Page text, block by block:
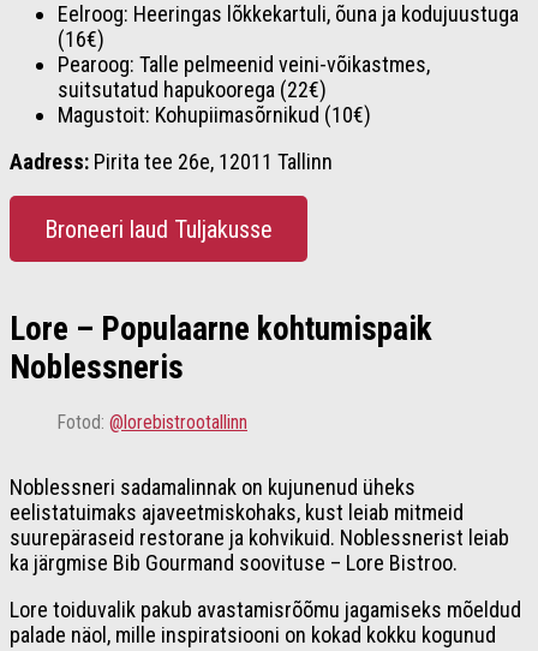
Eelroog: Heeringas lõkkekartuli, õuna ja kodujuustuga
(16€)
Pearoog: Talle pelmeenid veini-võikastmes,
suitsutatud hapukoorega (22€)
Magustoit: Kohupiimasõrnikud (10€)
Aadress: Pirita tee 26e, 12011 Tallinn
Broneeri laud Tuljakusse
Lore – Populaarne kohtumispaik
Noblessneris
Fotod: @lorebistrootallinn
Noblessneri sadamalinnak on kujunenud üheks
eelistatuimaks ajaveetmiskohaks, kust leiab mitmeid
suurepäraseid restorane ja kohvikuid. Noblessnerist leiab
ka järgmise Bib Gourmand soovituse – Lore Bistroo.
Lore toiduvalik pakub avastamisrõõmu jagamiseks mõeldud
palade näol, mille inspiratsiooni on kokad kokku kogunud